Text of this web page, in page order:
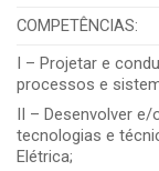
COMPETÊNCIAS:
I – Projetar e
processos e
II – Desenvolver
tecnologias e
Elétrica;